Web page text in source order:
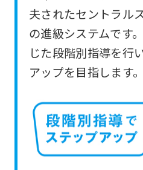
夫されたセントラル
の進級システムです
じた段階別指導を行
アップを目指します。